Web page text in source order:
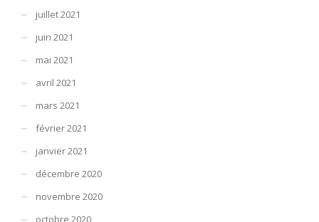
juillet 2021
juin 2021
mai 2021
avril 2021
mars 2021
février 2021
janvier 2021
décembre 2020
novembre 2020
octobre 2020